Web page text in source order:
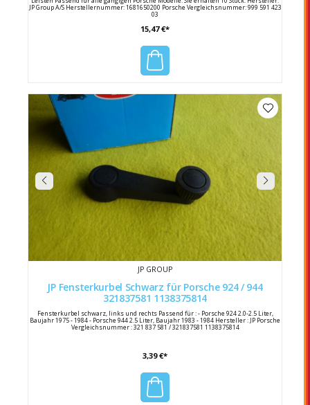
JP Group A/S Herstellernummer: 1681650200 Porsche Vergleichsnummer: 999 591 423
03
15,47 €*
JP GROUP
JP Fensterkurbel Schwarz für Porsche 924 / 944
321837581 1138375814
Fensterkurbel schwarz, links und rechts Passend für : - Porsche 924 2.0-2.5 Liter,
Baujahr 1975 - 1984 - Porsche 944 2.5 Liter, Baujahr 1983 - 1984 Hersteller : JP Porsche
Vergleichsnummer : 321 837 581 / 321837581 1138375814
3,39 €*